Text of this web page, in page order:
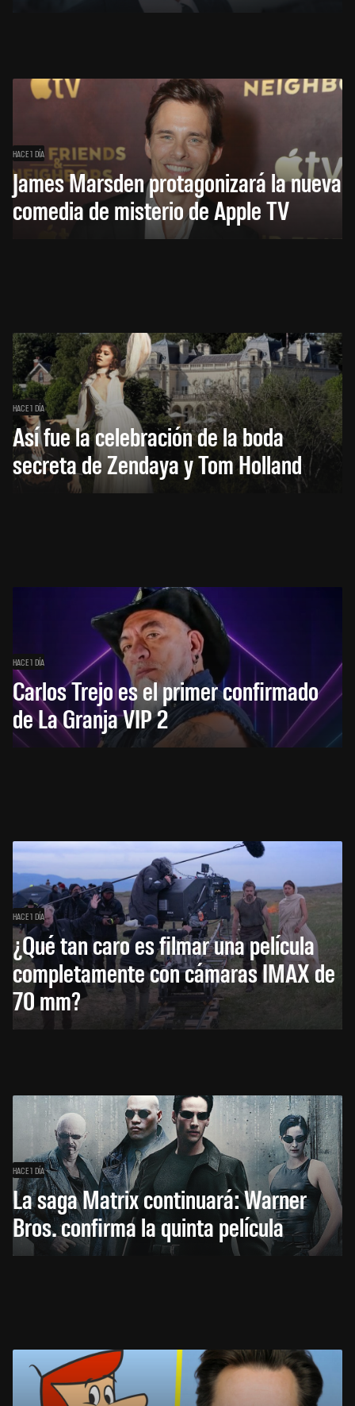
HACE 1 DÍA
James Marsden protagonizará la nueva
comedia de misterio de Apple TV
HACE 1 DÍA
Así fue la celebración de la boda
secreta de Zendaya y Tom Holland
HACE 1 DÍA
Carlos Trejo es el primer confirmado
de La Granja VIP 2
HACE 1 DÍA
¿Qué tan caro es filmar una película
completamente con cámaras IMAX de
70 mm?
HACE 1 DÍA
La saga Matrix continuará: Warner
Bros. confirma la quinta película